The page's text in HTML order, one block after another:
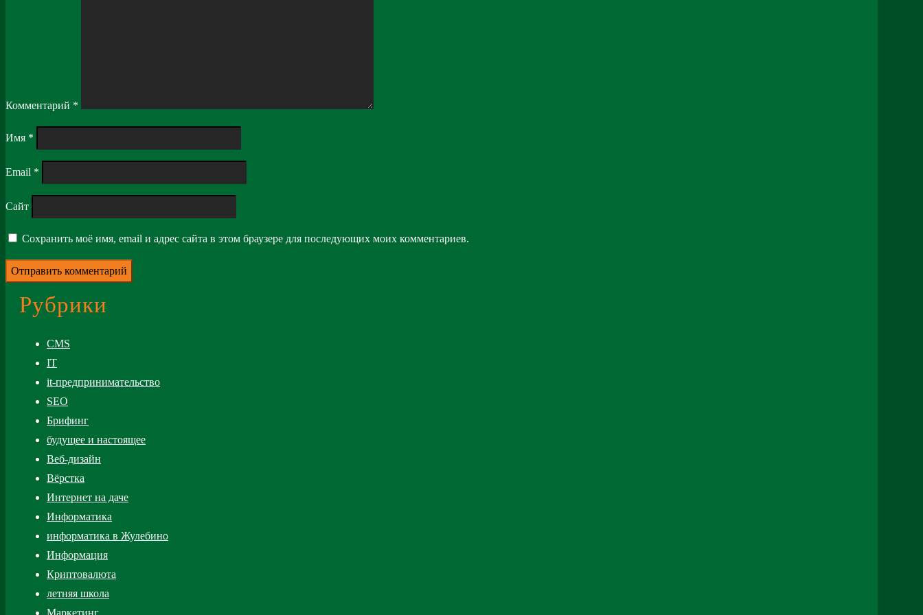
Комментарий *
Имя *
Email *
Сайт
Сохранить моё имя, email и адрес сайта в этом браузере для последующих моих комментариев.
Рубрики
CMS
IT
it-предпринимательство
SEO
Брифинг
будущее и настоящее
Веб-дизайн
Вёрстка
Интернет на даче
Информатика
информатика в Жулебино
Информация
Криптовалюта
летняя школа